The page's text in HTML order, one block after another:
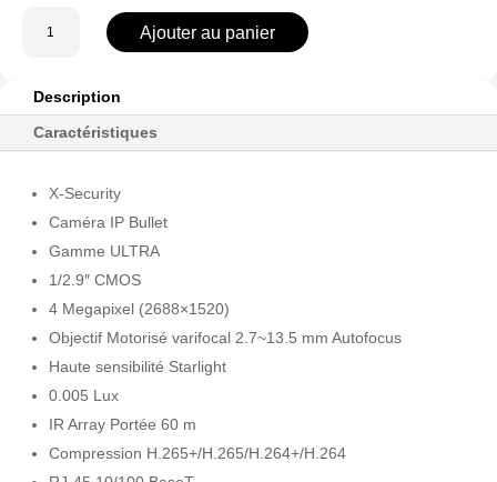
IPB830ZSWH-
4U-
Ajouter au panier
Description
Caractéristiques
X-Security
Caméra IP Bullet
Gamme ULTRA
1/2.9″ CMOS
4 Megapixel (2688×1520)
Objectif Motorisé varifocal 2.7~13.5 mm Autofocus
Haute sensibilité Starlight
0.005 Lux
IR Array Portée 60 m
Compression H.265+/H.265/H.264+/H.264